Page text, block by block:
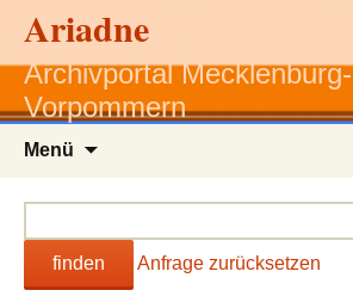
Ariadne
Archivportal Mecklenburg-
Vorpommern
Menü
finden Anfrage zurücksetzen